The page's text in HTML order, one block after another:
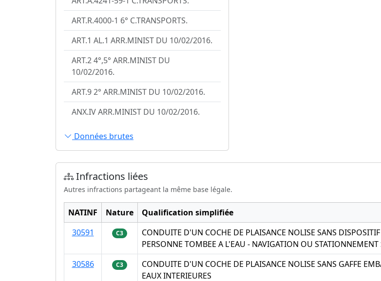
ART.R.4000-1 6° C.TRANSPORTS.
ART.1 AL.1 ARR.MINIST DU 10/02/2016.
ART.2 4°,5° ARR.MINIST DU
10/02/2016.
ART.9 2° ARR.MINIST DU 10/02/2016.
ANX.IV ARR.MINIST DU 10/02/2016.
Données brutes
Infractions liées
Autres infractions partageant la même base légale.
NATINF Nature
Qualification simplifiée
30591
C3
CONDUITE D'UN COCHE DE PLAISANCE NOLISE SANS
PERSONNE TOMBEE A L'EAU - NAVIGATION OU STATIONNEMENT
30586
C3
CONDUITE D'UN COCHE DE PLAISANCE NOLISE SANS GAFFE
EAUX INTERIEURES